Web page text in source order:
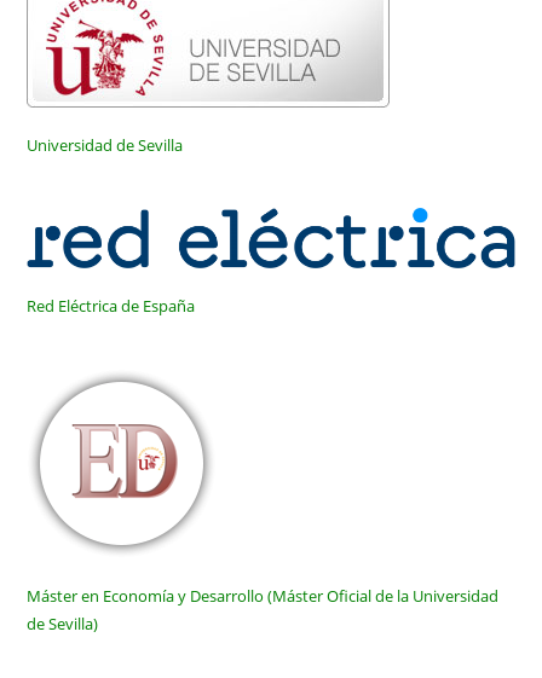
Universidad de Sevilla
Red Eléctrica de España
Máster en Economía y Desarrollo (Máster Oficial de la Universidad
de Sevilla)